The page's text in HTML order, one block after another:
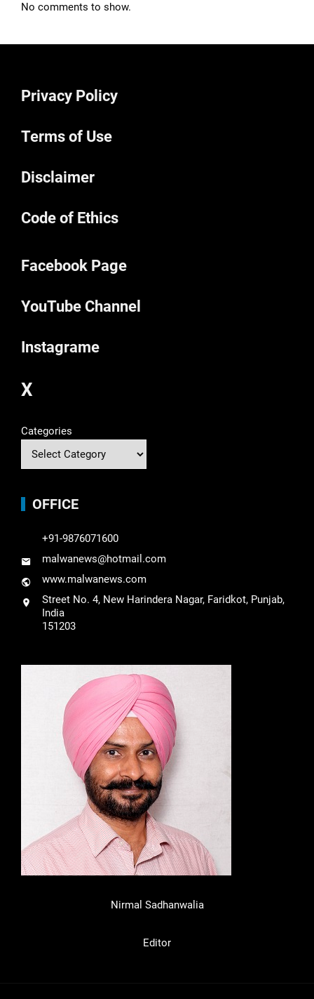
No comments to show.
Privacy Policy
Terms of Use
Disclaimer
Code of Ethics
Facebook Page
YouTube Channel
Instagrame
X
Categories
OFFICE
+91-9876071600
malwanews@hotmail.com
www.malwanews.com
Street No. 4, New Harindera Nagar, Faridkot, Punjab,
India
151203
Nirmal Sadhanwalia
Editor